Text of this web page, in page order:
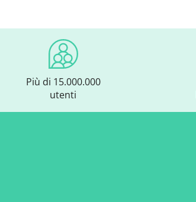
Più di 15.000.000
utenti